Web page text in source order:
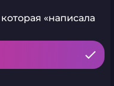
«написала